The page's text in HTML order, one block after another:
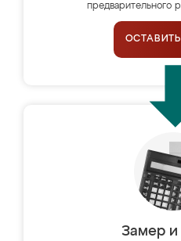
предварительного
Замер и